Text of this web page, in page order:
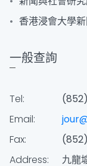
香港浸會大學
一般查詢
Tel:
Email:
Fax:
Address:
九龍